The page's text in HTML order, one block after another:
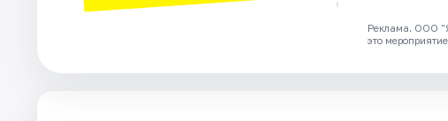
Реклама. ООО
это